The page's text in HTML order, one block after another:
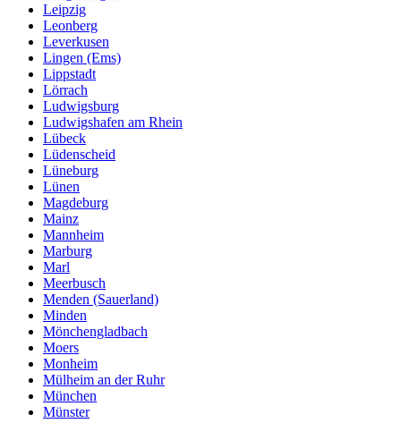
Leipzig
Leonberg
Leverkusen
Lingen (Ems)
Lippstadt
Lörrach
Ludwigsburg
Ludwigshafen am Rhein
Lübeck
Lüdenscheid
Lüneburg
Lünen
Magdeburg
Mainz
Mannheim
Marburg
Marl
Meerbusch
Menden (Sauerland)
Minden
Mönchengladbach
Moers
Monheim
Mülheim an der Ruhr
München
Münster